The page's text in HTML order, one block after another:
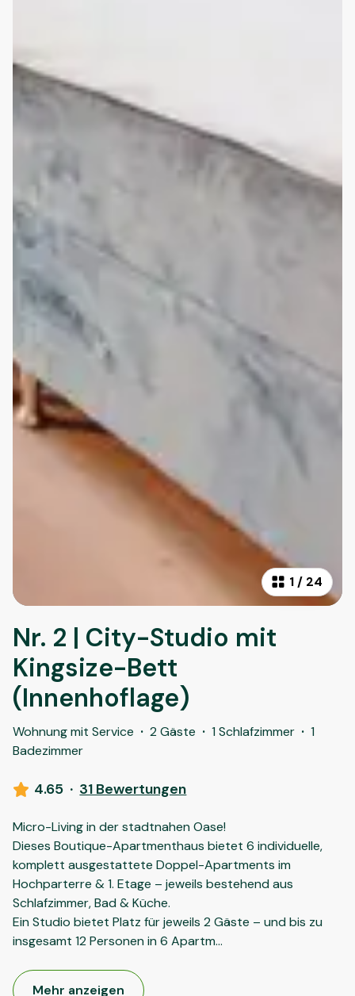
1 / 24
Nr. 2 | City-Studio mit
Kingsize-Bett
(Innenhoflage)
Wohnung mit Service · 2 Gäste · 1 Schlafzimmer · 1
Badezimmer
4.65 · 31 Bewertungen
Micro-Living in der stadtnahen Oase!
Dieses Boutique-Apartmenthaus bietet 6 individuelle,
komplett ausgestattete Doppel-Apartments im
Hochparterre & 1. Etage – jeweils bestehend aus
Schlafzimmer, Bad & Küche.
Ein Studio bietet Platz für jeweils 2 Gäste – und bis zu
insgesamt 12 Personen in 6 Apartm...
Mehr anzeigen